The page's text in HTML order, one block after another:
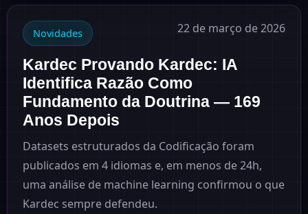
Novidades 22 de março de 2026
Kardec Provando Kardec: IA
Identifica Razão Como
Fundamento da Doutrina — 169
Anos Depois
Datasets estruturados da Codificação foram
publicados em 4 idiomas e, em menos de 24h,
uma análise de machine learning confirmou o que
Kardec sempre defendeu.